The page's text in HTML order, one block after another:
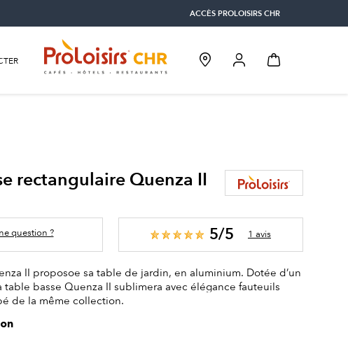
ACCÈS PROLOISIRS CHR
rectangulaire Quenza II
question ? 5/5 1 avis
II proposoe sa table de jardin, en aluminium. Dotée d’un
table basse Quenza II sublimera avec élégance fauteuils
de la même collection.